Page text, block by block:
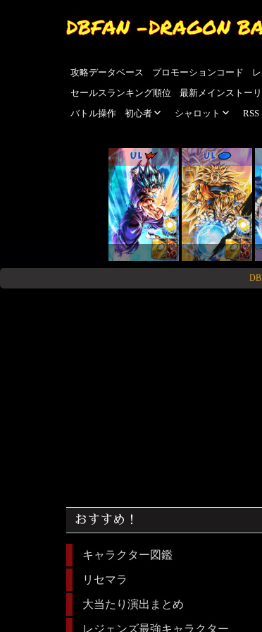
DBFAN -DRAGON
攻略データベース プロモーションコード
セールスランキング順位
最新メインストー
バトル操作
初心者 シャロット RSS
UL UL
おすすめ！
キャラクター図鑑
リセマラ
大当たり演出まとめ
レジェンズ最強キャラクター